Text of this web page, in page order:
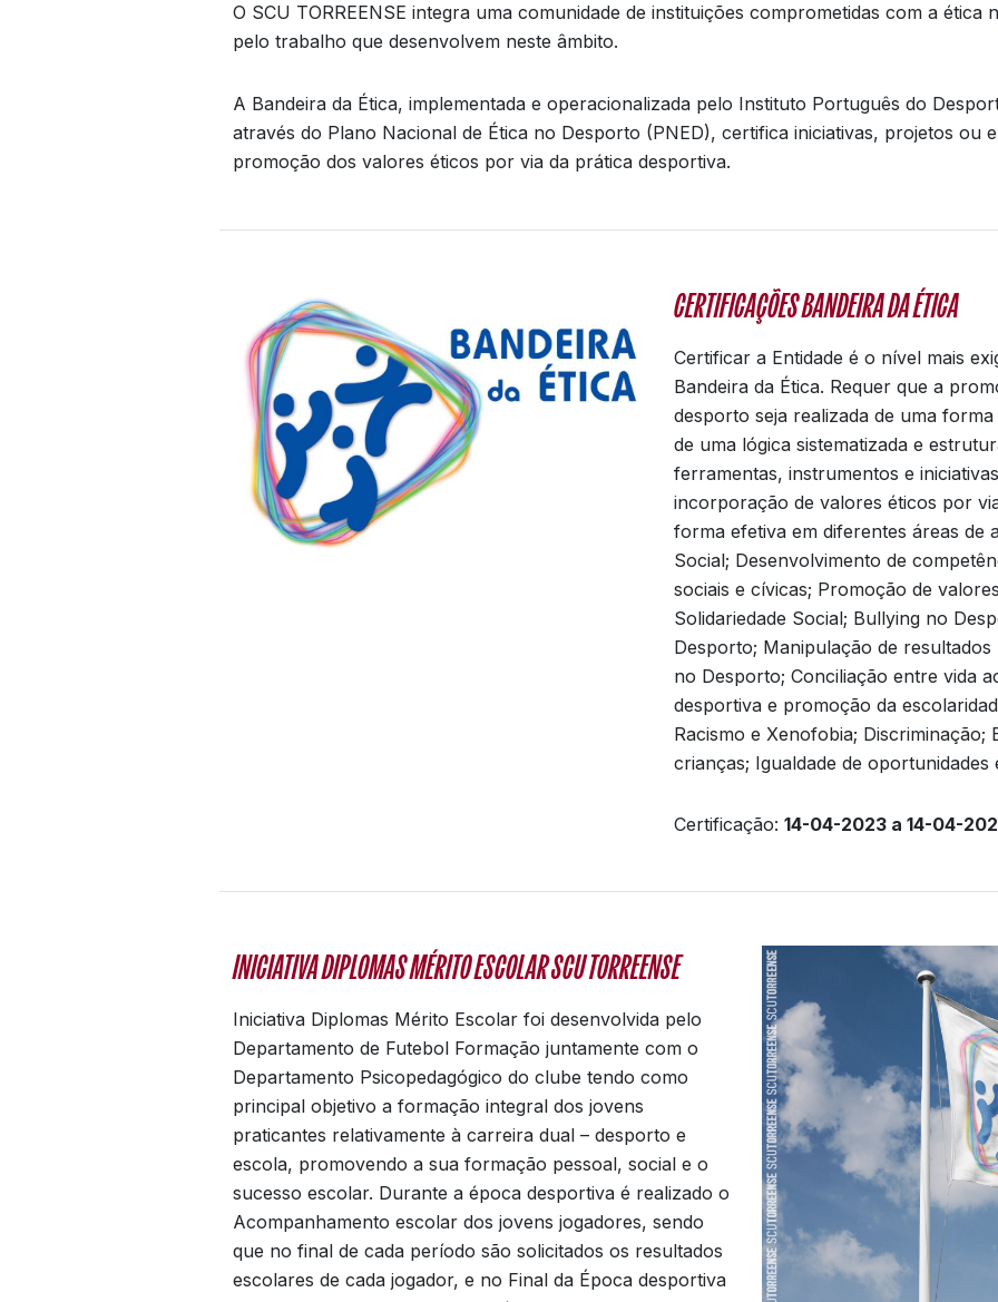
O SCU TORREENSE integra uma comunidade de instituições comprometidas com a ética
pelo trabalho que desenvolvem neste âmbito.
A Bandeira da Ética, implementada e operacionalizada pelo Instituto Português do
através do Plano Nacional de Ética no Desporto (PNED), certifica iniciativas, projetos ou
promoção dos valores éticos por via da prática desportiva.
CERTIFICAÇÕES BANDEIRA DA ÉTICA
Certificar a Entidade é o nível mais
Bandeira da Ética. Requer que a
desporto seja realizada de uma
de uma lógica sistematizada e
ferramentas, instrumentos e
incorporação de valores éticos por
forma efetiva em diferentes áreas de
Social; Desenvolvimento de
sociais e cívicas; Promoção de
Solidariedade Social; Bullying no
Desporto; Manipulação de
no Desporto; Conciliação entre vida
desportiva e promoção da
Racismo e Xenofobia; Discriminação;
crianças; Igualdade de oportunidades
Certificação: 14-04-2023 a 14-04-
INICIATIVA DIPLOMAS MÉRITO ESCOLAR SCU TORREENSE
Iniciativa Diplomas Mérito Escolar foi desenvolvida pelo
Departamento de Futebol Formação juntamente com o
Departamento Psicopedagógico do clube tendo como
principal objetivo a formação integral dos jovens
praticantes relativamente à carreira dual – desporto e
escola, promovendo a sua formação pessoal, social e o
sucesso escolar. Durante a época desportiva é realizado o
Acompanhamento escolar dos jovens jogadores, sendo
que no final de cada período são solicitados os resultados
escolares de cada jogador, e no Final da Época desportiva